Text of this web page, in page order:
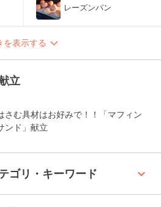
レーズンパン
を表示する
立
さむ具材はお好みで！！「マフィン
ンド」献立
ゴリ・キーワード keyboard_arrow_up